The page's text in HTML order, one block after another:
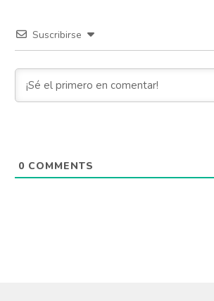
Suscribirse
0 COMMENTS